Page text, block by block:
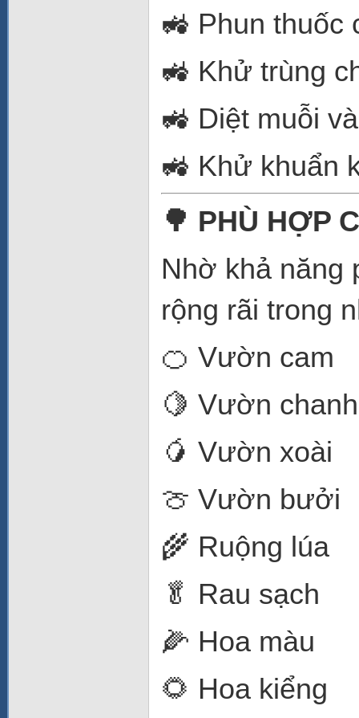
🚜 Phun thuốc
🚜 Khử trùng
🚜 Diệt muỗi
🚜 Khử khuẩn
🌳 PHÙ HỢP
Nhờ khả năng
rộng rãi trong
🍊 Vườn cam
🍋 Vườn chanh
🥭 Vườn xoài
🍈 Vườn bưởi
🌾 Ruộng lúa
🥬 Rau sạch
🌽 Hoa màu
🌻 Hoa kiểng